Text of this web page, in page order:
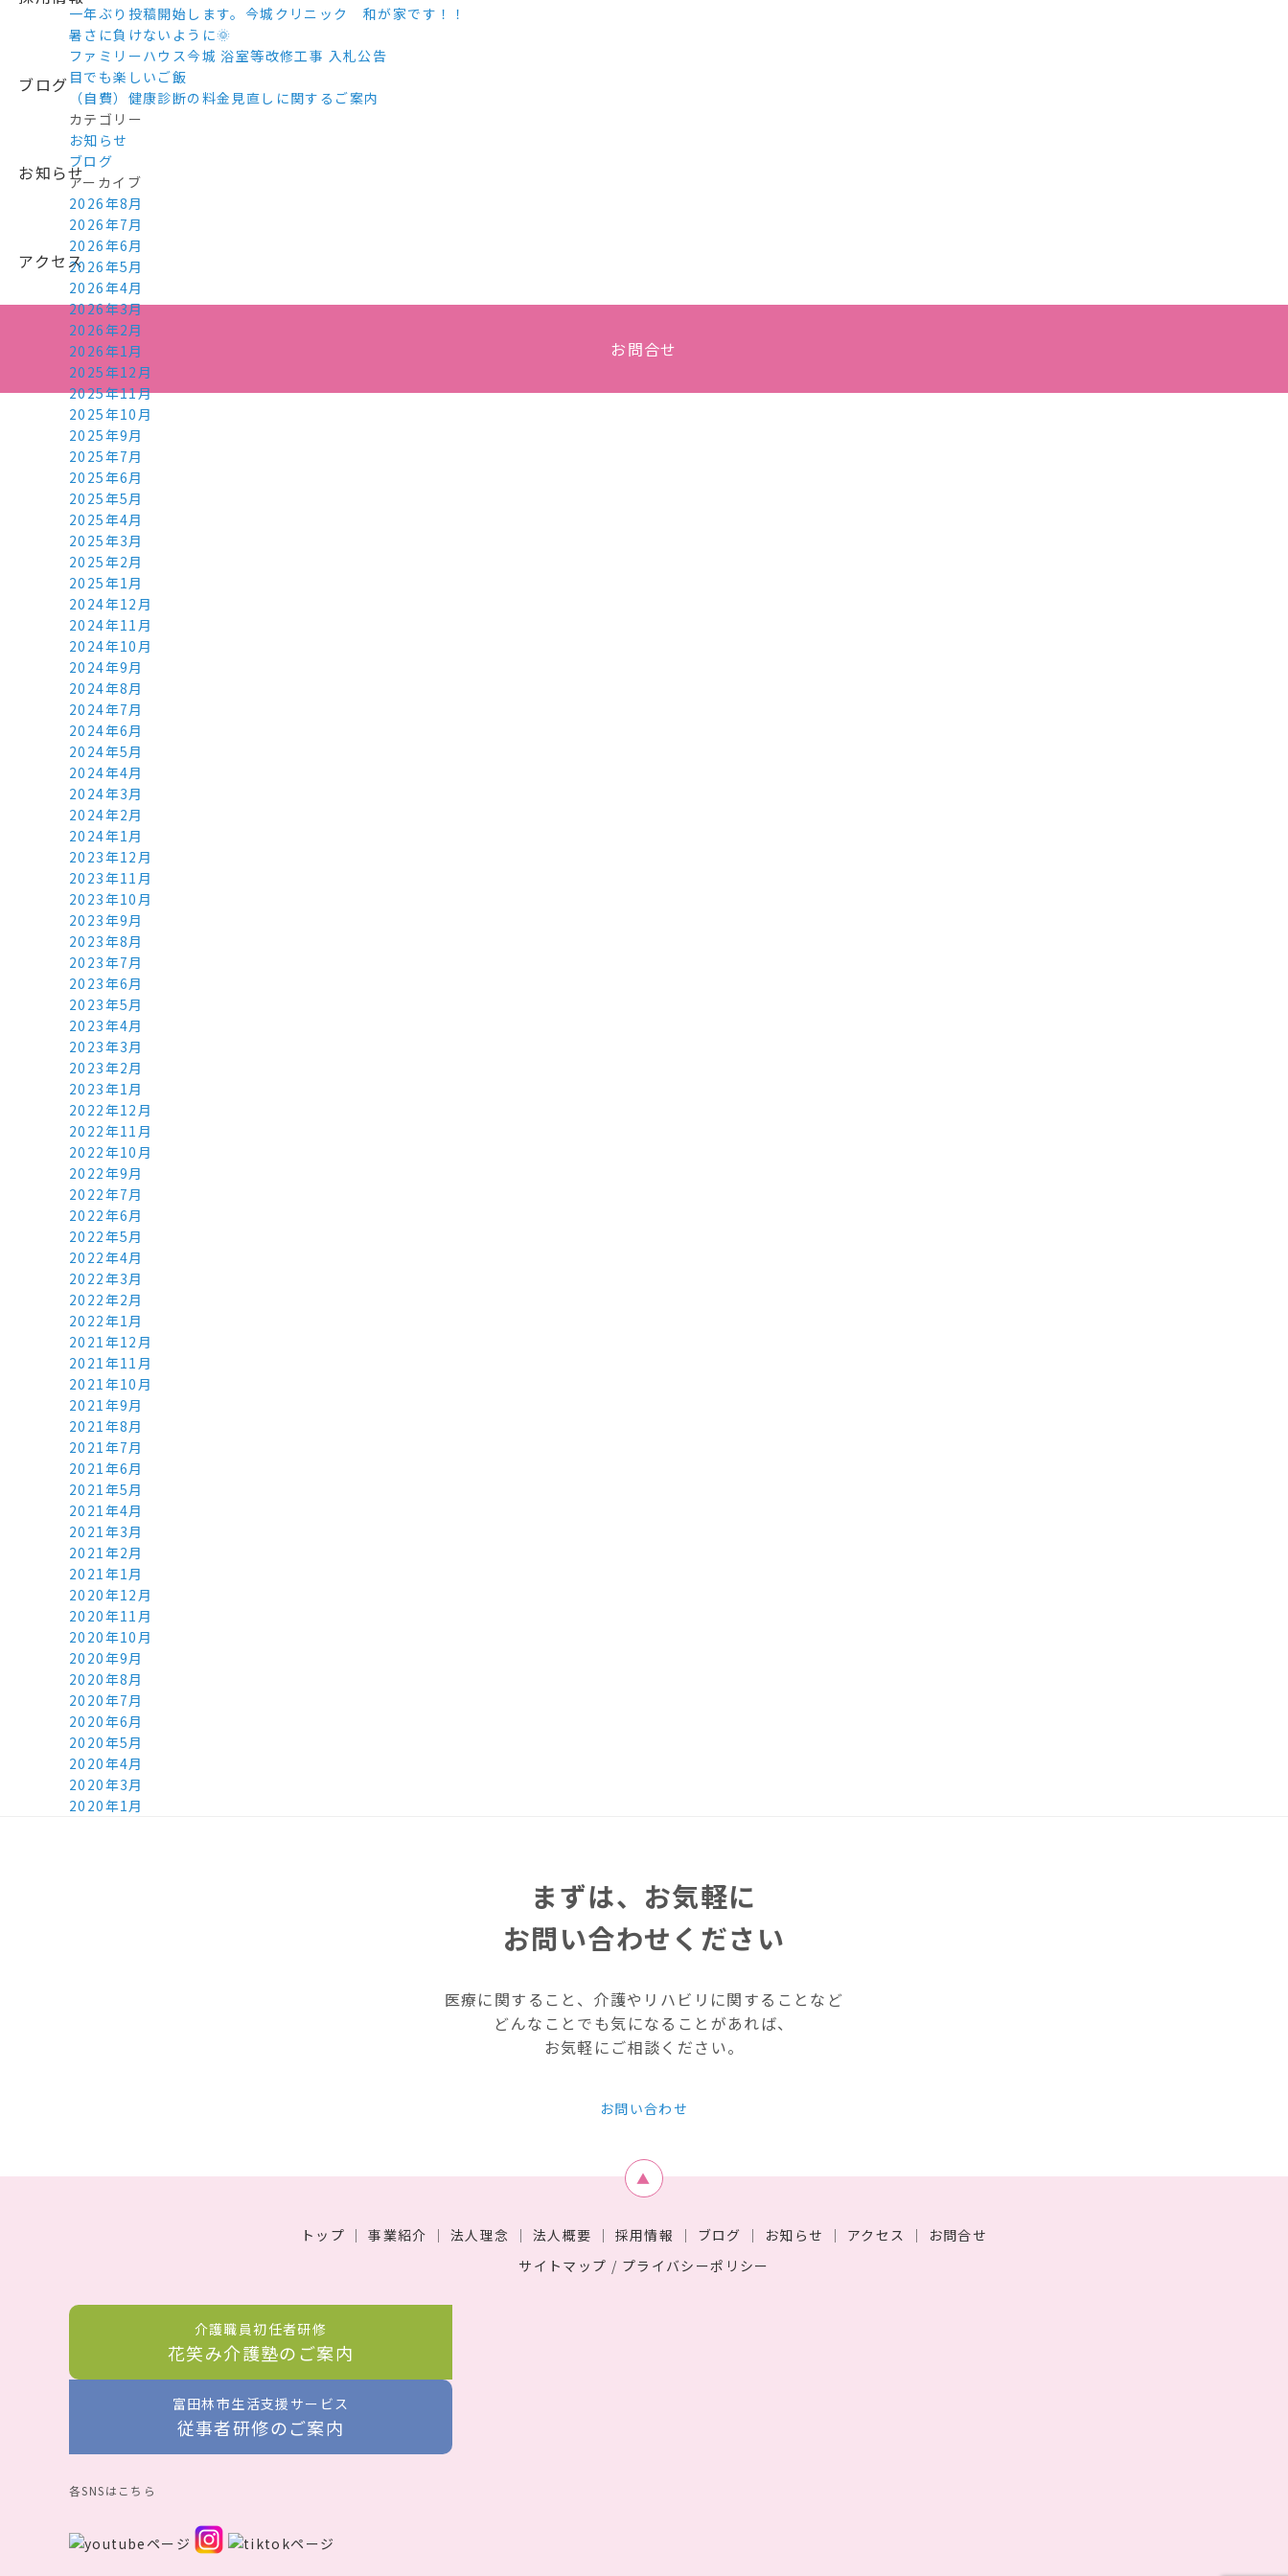
ブログ
お知らせ
アクセス
お問合せ
一年ぶり投稿開始します。今城クリニック 和が家です！！
暑さに負けないように🌞
ファミリーハウス今城 浴室等改修工事 入札公告
目でも楽しいご飯
（自費）健康診断の料金見直しに関するご案内
カテゴリー
お知らせ
ブログ
アーカイブ
2026年8月
2026年7月
2026年6月
2026年5月
2026年4月
2026年3月
2026年2月
2026年1月
2025年12月
2025年11月
2025年10月
2025年9月
2025年7月
2025年6月
2025年5月
2025年4月
2025年3月
2025年2月
2025年1月
2024年12月
2024年11月
2024年10月
2024年9月
2024年8月
2024年7月
2024年6月
2024年5月
2024年4月
2024年3月
2024年2月
2024年1月
2023年12月
2023年11月
2023年10月
2023年9月
2023年8月
2023年7月
2023年6月
2023年5月
2023年4月
2023年3月
2023年2月
2023年1月
2022年12月
2022年11月
2022年10月
2022年9月
2022年7月
2022年6月
2022年5月
2022年4月
2022年3月
2022年2月
2022年1月
2021年12月
2021年11月
2021年10月
2021年9月
2021年8月
2021年7月
2021年6月
2021年5月
2021年4月
2021年3月
2021年2月
2021年1月
2020年12月
2020年11月
2020年10月
2020年9月
2020年8月
2020年7月
2020年6月
2020年5月
2020年4月
2020年3月
2020年1月
まずは、お気軽に
お問い合わせください
医療に関すること、介護やリハビリに関することなど
どんなことでも気になることがあれば、
お気軽にご相談ください。
お問い合わせ
▲
トップ ｜事業紹介 ｜法人理念 ｜ 法人概要 ｜ 採用情報 ｜ ブログ ｜ お知らせ ｜ アクセス ｜
お問合せ
サイトマップ / プライバシーポリシー
介護職員初任者研修
花笑み介護塾のご案内
富田林市生活支援サービス
従事者研修のご案内
各SNSはこちら